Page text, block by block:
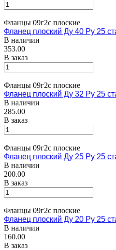
Фланцы 09г2с плоские
Фланец плоский Ду 40 Ру 25
В наличии
353.00
В заказ
Фланцы 09г2с плоские
Фланец плоский Ду 32 Ру 25
В наличии
285.00
В заказ
Фланцы 09г2с плоские
Фланец плоский Ду 25 Ру 25
В наличии
200.00
В заказ
Фланцы 09г2с плоские
Фланец плоский Ду 20 Ру 25
В наличии
160.00
В заказ